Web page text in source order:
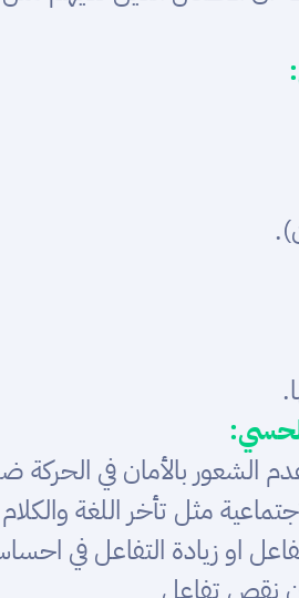
بالأمان في الحركة ضد
مثل تأخر اللغة
او زيادة التفاعل في